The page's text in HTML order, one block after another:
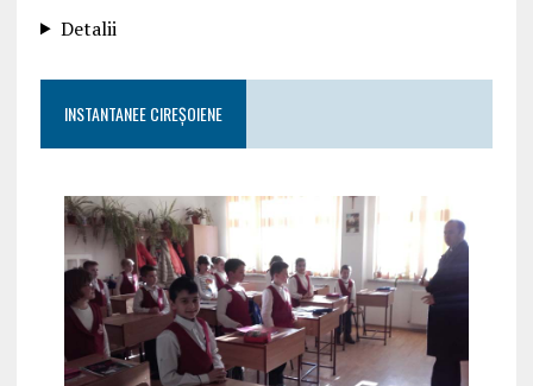
Detalii
INSTANTANEE CIREȘOIENE